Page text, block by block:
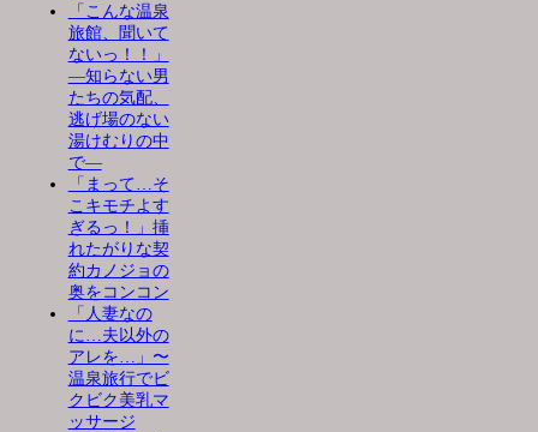
「こんな温泉
旅館、聞いて
ないっ！！」
―知らない男
たちの気配、
逃げ場のない
湯けむりの中
で―
「まって…そ
こキモチよす
ぎるっ！」挿
れたがりな契
約カノジョの
奥をコンコン
「人妻なの
に…夫以外の
アレを…」〜
温泉旅行でビ
クビク美乳マ
ッサージ